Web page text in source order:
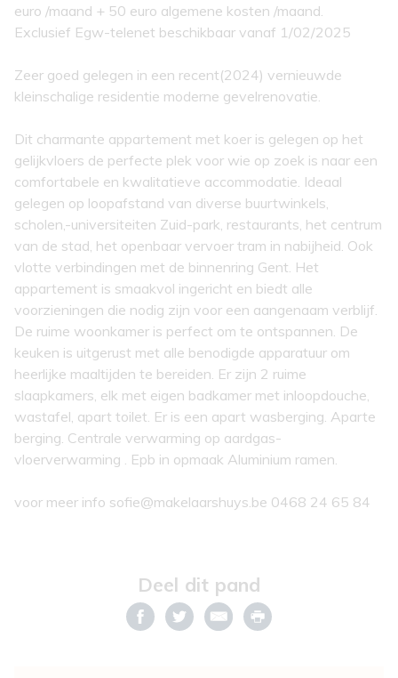
euro /maand + 50 euro algemene kosten /maand.
Exclusief Egw-telenet beschikbaar vanaf 1/02/2025
Zeer goed gelegen in een recent(2024) vernieuwde
kleinschalige residentie moderne gevelrenovatie.
Dit charmante appartement met koer is gelegen op het
gelijkvloers de perfecte plek voor wie op zoek is naar een
comfortabele en kwalitatieve accommodatie. Ideaal
gelegen op loopafstand van diverse buurtwinkels,
scholen,-universiteiten Zuid-park, restaurants, het centrum
van de stad, het openbaar vervoer tram in nabijheid. Ook
vlotte verbindingen met de binnenring Gent. Het
appartement is smaakvol ingericht en biedt alle
voorzieningen die nodig zijn voor een aangenaam verblijf.
De ruime woonkamer is perfect om te ontspannen. De
keuken is uitgerust met alle benodigde apparatuur om
heerlijke maaltijden te bereiden. Er zijn 2 ruime
slaapkamers, elk met eigen badkamer met inloopdouche,
wastafel, apart toilet. Er is een apart wasberging. Aparte
berging. Centrale verwarming op aardgas-
vloerverwarming . Epb in opmaak Aluminium ramen.
voor meer info sofie@makelaarshuys.be 0468 24 65 84
Deel dit pand